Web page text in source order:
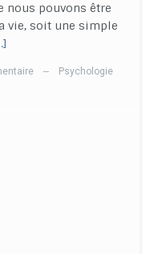
nous pouvons être
vie, soit une simple
—
Psychologie